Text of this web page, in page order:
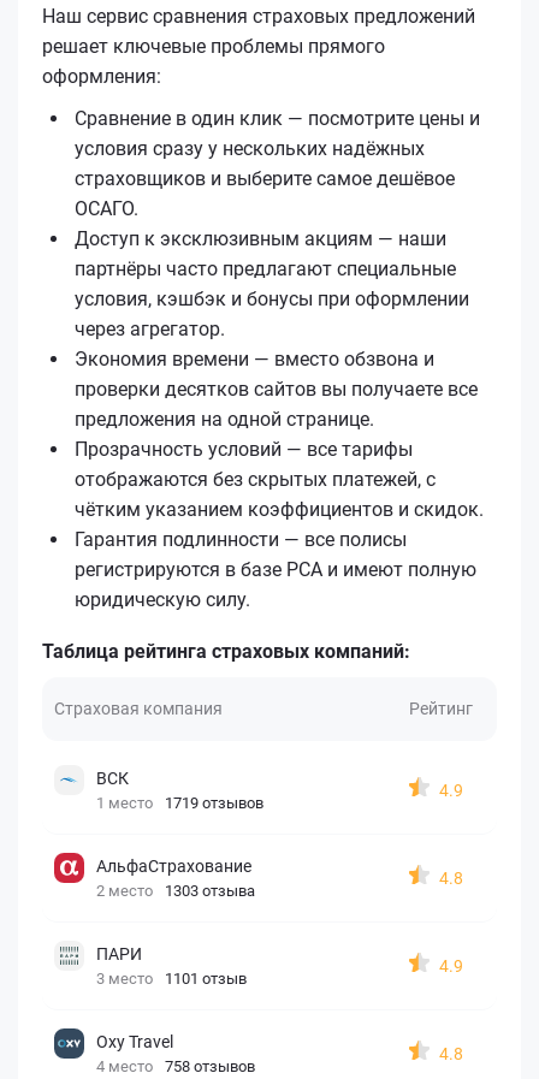
Наш сервис сравнения страховых предложений
решает ключевые проблемы прямого
оформления:
Сравнение в один клик — посмотрите цены и
условия сразу у нескольких надёжных
страховщиков и выберите самое дешёвое
ОСАГО.
Доступ к эксклюзивным акциям — наши
партнёры часто предлагают специальные
условия, кэшбэк и бонусы при оформлении
через агрегатор.
Экономия времени — вместо обзвона и
проверки десятков сайтов вы получаете все
предложения на одной странице.
Прозрачность условий — все тарифы
отображаются без скрытых платежей, с
чётким указанием коэффициентов и скидок.
Гарантия подлинности — все полисы
регистрируются в базе РСА и имеют полную
юридическую силу.
Таблица рейтинга страховых компаний:
Страховая компания Рейтинг
ВСК
1 место 1719 отзывов
4.9
АльфаСтрахование
2 место 1303 отзыва
4.8
ПАРИ
3 место 1101 отзыв
4.9
Oxy Travel
4 место 758 отзывов
4.8